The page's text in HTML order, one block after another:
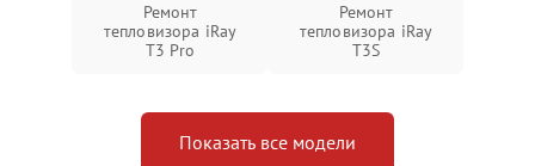
Ремонт
тепловизора iRay
T3 Pro
Ремонт
тепловизора iRay
T3S
Показать все модели